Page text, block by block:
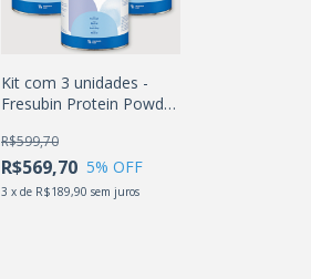
Kit com 3 unidades -
Fresubin Protein Powder
R$569,70
R$599,70
5% OFF
3 xde R$189,90 sem juros